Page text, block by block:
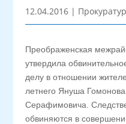
12.04.2016 |
Преображенская
утвердила
делу в отношении
летнего Януша
Серафимовича.
обвиняются в